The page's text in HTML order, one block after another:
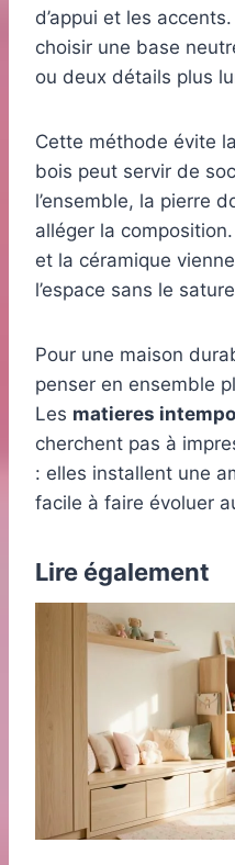
d’appui et les
choisir une base
ou deux détails plus
Cette méthode évite
bois peut servir de
l’ensemble, la pierre
alléger la
et la céramique
l’espace sans le
Pour une maison
penser en ensemble
Les matieres
cherchent pas à
: elles installent une
facile à faire évoluer
Lire également